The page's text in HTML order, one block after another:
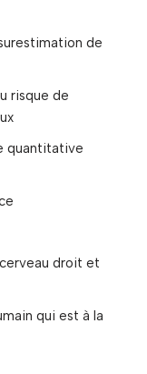
de
risque de
quantitative
droit et
qui est à la